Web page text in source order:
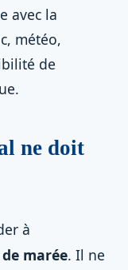
avec la
météo,
de
ne doit
à
marée. Il ne